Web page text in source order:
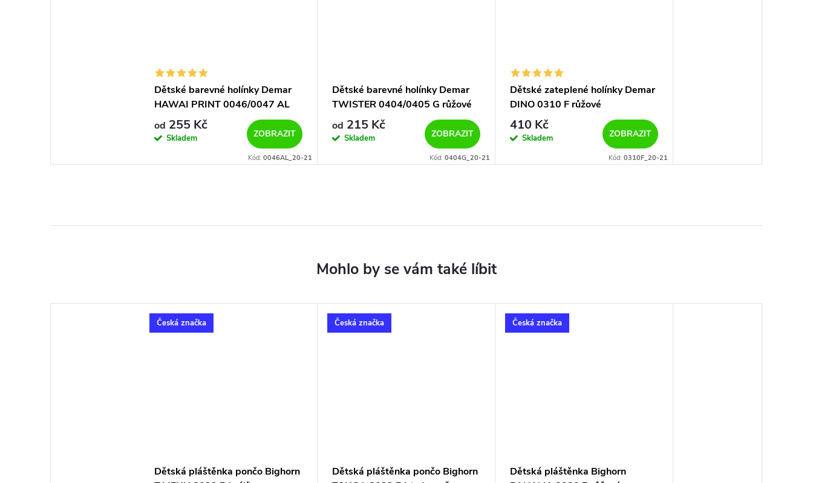
Dětské barevné holínky Demar
HAWAI PRINT 0046/0047 AL
jednorožec
od 255 Kč
Skladem ZOBRAZIT
Kód: 0046AL_20-21
Dětské barevné holínky Demar
TWISTER 0404/0405 G růžové
od 215 Kč
Skladem ZOBRAZIT
Kód: 0404G_20-21
Dětské zateplené holínky Demar
DINO 0310 F růžové
410 Kč
Skladem ZOBRAZIT
Kód: 0310F_20-21
Česká značka
Dětská pláštěnka pončo Bighorn
Česká značka
Dětská pláštěnka pončo Bighorn
Česká značka
Dětská pláštěnka Bighorn